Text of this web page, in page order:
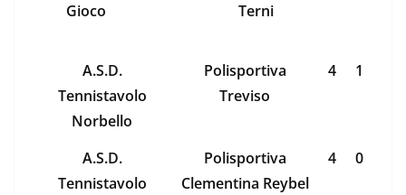
Gioco
Terni
A.S.D.
Tennistavolo
Norbello
Polisportiva
Treviso
4 1
A.S.D.
Tennistavolo
Polisportiva
Clementina Reybel
4 0